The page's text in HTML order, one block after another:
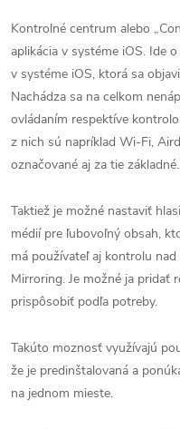
Kontrolné centrum alebo
aplikácia v systéme iOS. Ide
v systéme iOS, ktorá sa
Nachádza sa na celkom
ovládaním respektíve
z nich sú napríklad Wi-Fi,
označované aj za tie základné.
Taktiež je možné nastaviť
médií pre ľubovoľný obsah,
má používateľ aj kontrolu
Mirroring. Je možné ja pridať
prispôsobiť podľa potreby.
Takúto moznosť využívajú
že je predinštalovaná a
na jednom mieste.